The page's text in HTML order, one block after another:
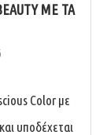
ΜΕ ΤΑ
Color με
υποδέχεται